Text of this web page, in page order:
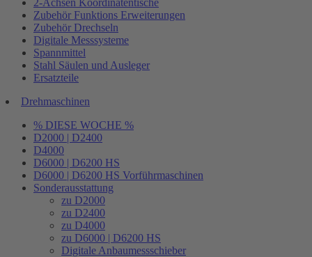
2-Achsen Koordinatentische
Zubehör Funktions Erweiterungen
Zubehör Drechseln
Digitale Messsysteme
Spannmittel
Stahl Säulen und Ausleger
Ersatzteile
Drehmaschinen
% DIESE WOCHE %
D2000 | D2400
D4000
D6000 | D6200 HS
D6000 | D6200 HS Vorführmaschinen
Sonderausstattung
zu D2000
zu D2400
zu D4000
zu D6000 | D6200 HS
Digitale Anbaumessschieber